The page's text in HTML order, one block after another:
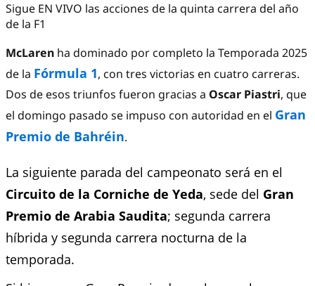
Sigue EN VIVO las acciones de la quinta carrera del año
de la F1
McLaren ha dominado por completo la Temporada 2025
de la Fórmula 1, con tres victorias en cuatro carreras.
Dos de esos triunfos fueron gracias a Oscar Piastri, que
el domingo pasado se impuso con autoridad en el Gran
Premio de Bahréin.
La siguiente parada del campeonato será en el
Circuito de la Corniche de Yeda, sede del Gran
Premio de Arabia Saudita; segunda carrera
híbrida y segunda carrera nocturna de la
temporada.